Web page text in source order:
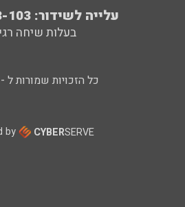
עלייה לשידור: 0552-103-103
בעלות שיחה
כל הזכויות שמורות ל - 103FM
by CYBERSERVE